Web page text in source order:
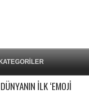
KATEGORİLER
İLK ‘EMOJİ